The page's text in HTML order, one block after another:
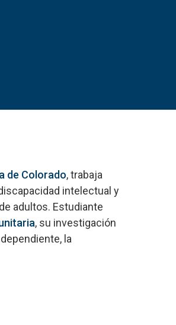
de Colorado, trabaja
intelectual y
adultos. Estudiante
, su investigación
la